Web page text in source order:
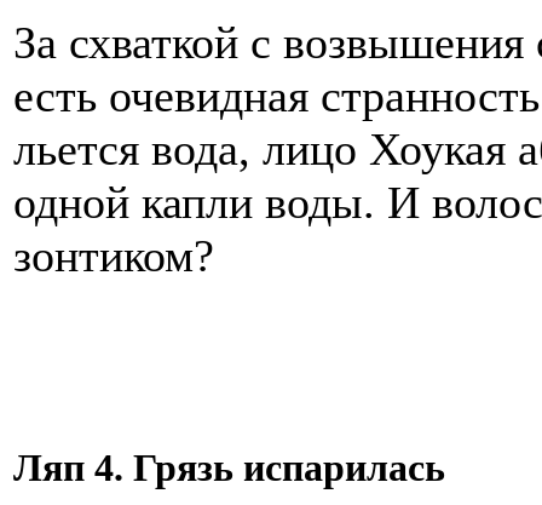
За схваткой с
есть очевидная
льется вода, лицо Хоукая
одной капли воды. И
зонтиком?
Ляп 4. Грязь испарилась